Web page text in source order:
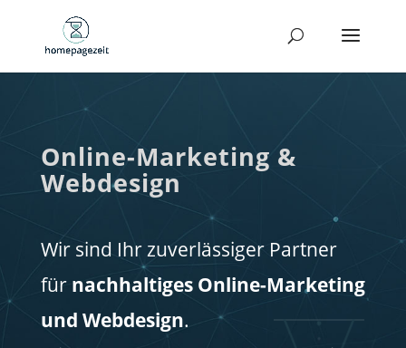
Online-Marketing &
Webdesign
Wir sind Ihr zuverlässiger Partner
für nachhaltiges Online-Marketing
und Webdesign.